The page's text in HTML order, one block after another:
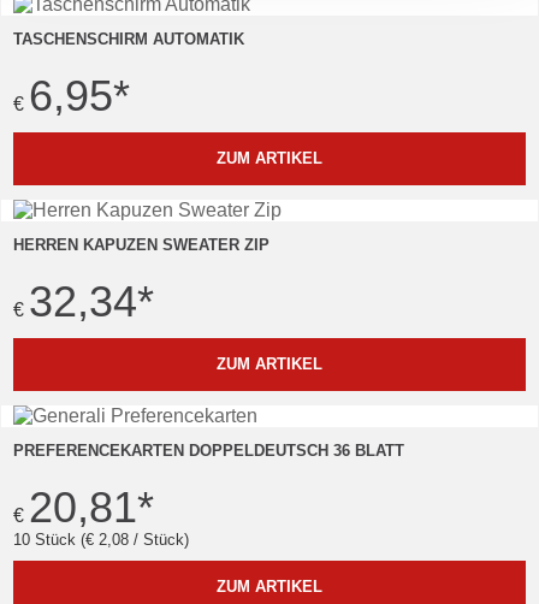
TASCHENSCHIRM AUTOMATIK
€ 6,95*
ZUM ARTIKEL
HERREN KAPUZEN SWEATER ZIP
€ 32,34*
ZUM ARTIKEL
PREFERENCEKARTEN DOPPELDEUTSCH 36 BLATT
€ 20,81*
10 Stück (€ 2,08 / Stück)
ZUM ARTIKEL